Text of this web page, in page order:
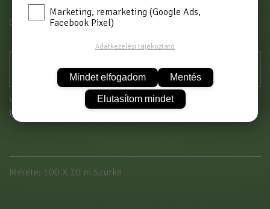
Cikkszám: ÜSZH100/30 SZ
Vásárláshoz kérjük jelentkezzen be!
Új partnerként
Mérete: 100 X 30 m Szürke
Marketing, remarketing (Google Ads,
Facebook Pixel)
Adatkezelési tájékoztató
Mindet elfogadom Mentés
Elutasítom mindet